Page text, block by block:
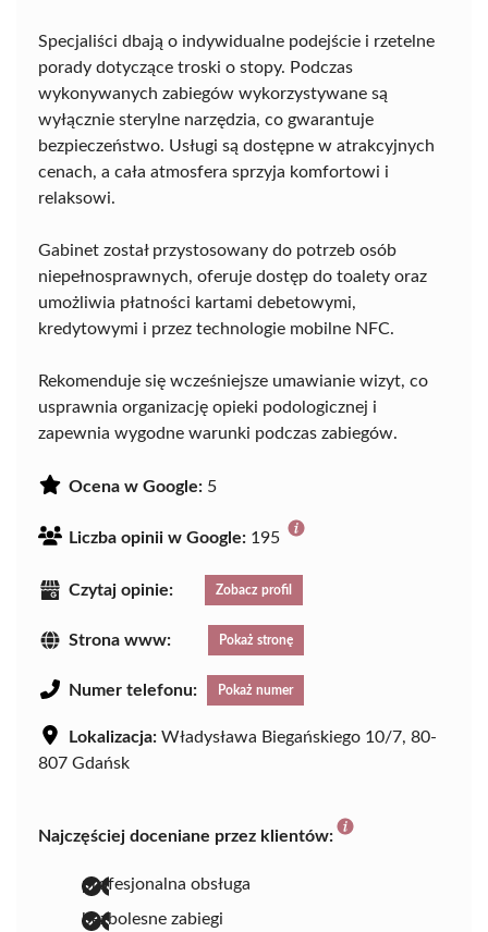
Specjaliści dbają o indywidualne podejście i rzetelne
porady dotyczące troski o stopy. Podczas
wykonywanych zabiegów wykorzystywane są
wyłącznie sterylne narzędzia, co gwarantuje
bezpieczeństwo. Usługi są dostępne w atrakcyjnych
cenach, a cała atmosfera sprzyja komfortowi i
relaksowi.
Gabinet został przystosowany do potrzeb osób
niepełnosprawnych, oferuje dostęp do toalety oraz
umożliwia płatności kartami debetowymi,
kredytowymi i przez technologie mobilne NFC.
Rekomenduje się wcześniejsze umawianie wizyt, co
usprawnia organizację opieki podologicznej i
zapewnia wygodne warunki podczas zabiegów.
Ocena w Google: 5
Liczba opinii w Google: 195
Czytaj opinie: Zobacz profil
Strona www: Pokaż stronę
Numer telefonu: Pokaż numer
Lokalizacja: Władysława Biegańskiego 10/7, 80-
807 Gdańsk
Najczęściej doceniane przez klientów:
profesjonalna obsługa
bezbolesne zabiegi